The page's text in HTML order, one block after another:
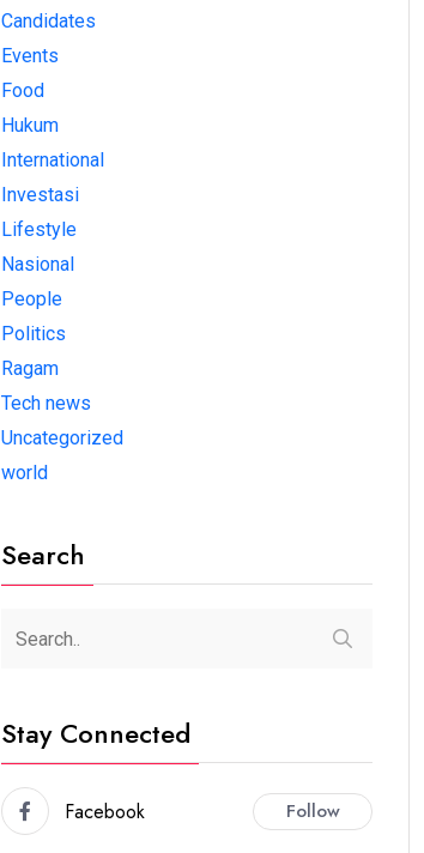
Candidates
Events
Food
Hukum
International
Investasi
Lifestyle
Nasional
People
Politics
Ragam
Tech news
Uncategorized
world
Search
Stay Connected
Facebook Follow